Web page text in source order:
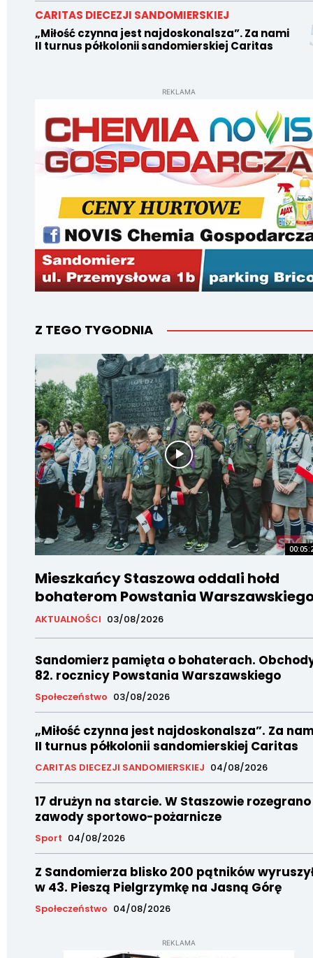
CARITAS DIECEZJI SANDOMIERSKIEJ
„Miłość czynna jest najdoskonalsza”. Za nami
II turnus półkolonii sandomierskiej Caritas
REKLAMA
Z TEGO TYGODNIA
Mieszkańcy Staszowa oddali hołd
bohaterom Powstania
AKTUALNOŚCI 03/08/2026
Sandomierz pamięta o bohaterach.
82. rocznicy Powstania Warszawskiego
Społeczeństwo 03/08/2026
„Miłość czynna jest najdoskonalsza”. Za
II turnus półkolonii sandomierskiej Caritas
CARITAS DIECEZJI SANDOMIERSKIEJ 04/08/2026
17 drużyn na starcie. W Staszowie rozegrano
zawody sportowo-pożarnicze
Sport 04/08/2026
Z Sandomierza blisko 200 pątników
w 43. Pieszą Pielgrzymkę na Jasną Górę
Społeczeństwo 04/08/2026
REKLAMA